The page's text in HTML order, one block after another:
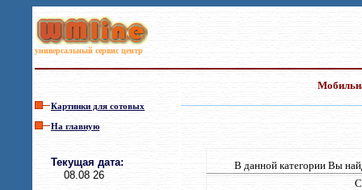
универсальный сервис центр
Картинки для сотовых
На главную
Текущая дата:
08.08 26
В данной категории Вы
С